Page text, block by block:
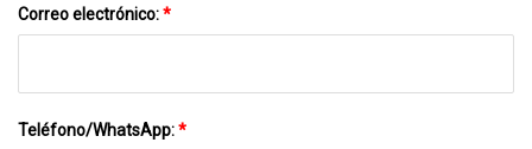
Correo electrónico:*
Teléfono/WhatsApp:*